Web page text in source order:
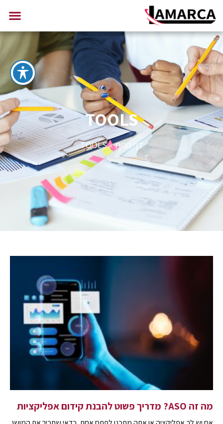
TOOLS
דף הבית»
TOOLS
מה זה ASO? מדריך פשוט להבנת קידום אפליקציות